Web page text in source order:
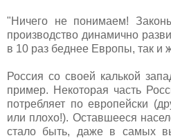
"Ничего не понимаем!
производство динамично
в 10 раз беднее Европы, так и
Россия со своей калькой
пример. Некоторая часть
потребляет по европейски
или плохо!). Оставшееся
стало быть, даже в самых